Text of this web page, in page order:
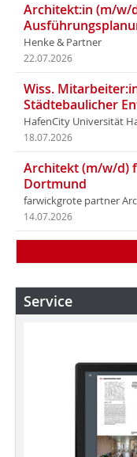
Architekt:in (m/w/
Henke & Partner
22.07.2026
Wiss.
Städtebaulicher
HafenCity Universität
18.07.2026
Architekt (m/w/d)
Dortmund
farwickgrote partner
14.07.2026
Service